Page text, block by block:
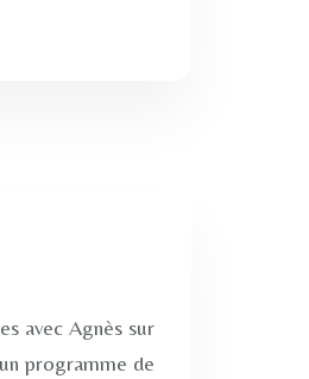
avec Agnès sur
programme de